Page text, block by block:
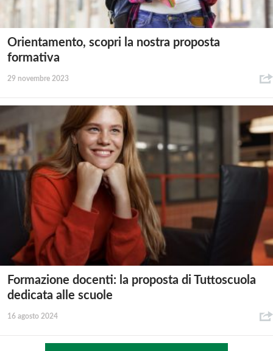
Orientamento, scopri la nostra proposta
formativa
29 novembre 2023
Formazione docenti: la proposta di Tuttoscuola
dedicata alle scuole
16 agosto 2024